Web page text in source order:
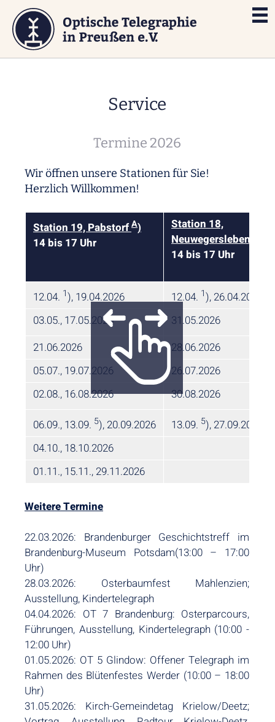
Service
Termine 2026
Wir öffnen unsere Stationen für Sie!
Herzlich Willkommen!
Station 19, PabstorfA)
14 bis 17 Uhr
Station 18,
Neuwegersleben
14 bis 17 Uhr
12.04. 1), 19.04.2026 12.04. 1), 26.04.2026
03.05., 17.05.2026
31.05.2026
21.06.2026
28.06.2026
05.07., 19.07.2026
26.07.2026
02.08., 16.08.2026
30.08.2026
06.09., 13.09. 5), 20.09.2026 13.09. 5), 27.09.2026
04.10., 18.10.2026
01.11., 15.11., 29.11.2026
Weitere Termine
22.03.2026: Brandenburger Geschichtstreff im
Brandenburg-Museum Potsdam(13:00 – 17:00
Uhr)
28.03.2026: Osterbaumfest Mahlenzien;
Ausstellung, Kindertelegraph
04.04.2026: OT 7 Brandenburg: Osterparcours,
Führungen, Ausstellung, Kindertelegraph (10:00 -
12:00 Uhr)
01.05.2026: OT 5 Glindow: Offener Telegraph im
Rahmen des Blütenfestes Werder (10:00 – 18:00
Uhr)
31.05.2026: Kirch-Gemeindetag Krielow/Deetz;